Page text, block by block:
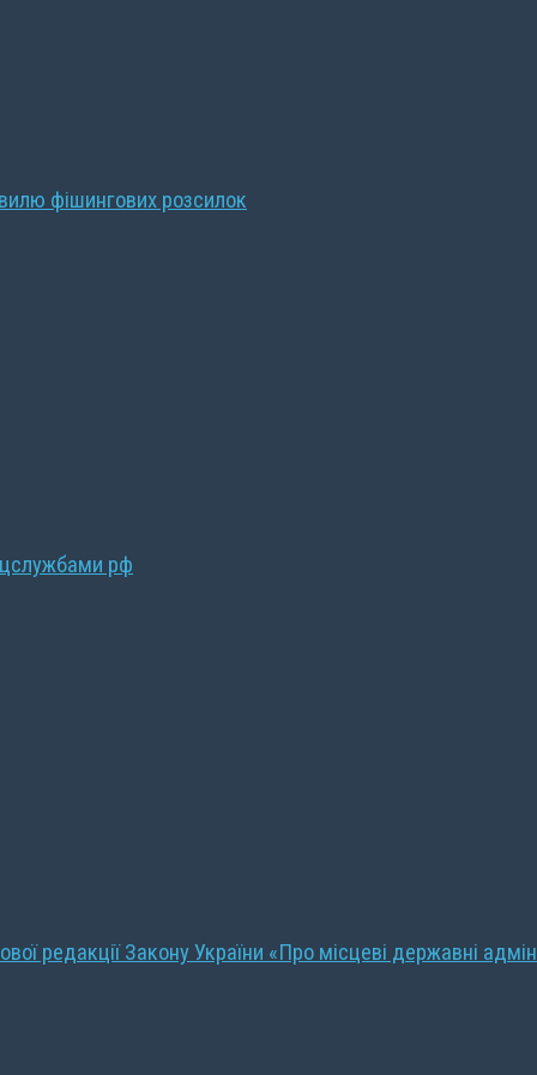
фішингових розсилок
рф
редакції Закону України «Про місцеві державні